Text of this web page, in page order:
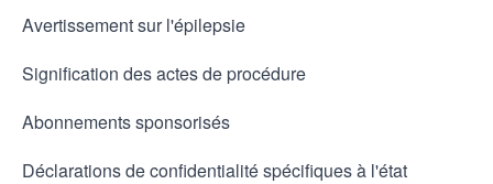
Avertissement sur l'épilepsie
Signification des actes de procédure
Abonnements sponsorisés
Déclarations de confidentialité spécifiques à l'état